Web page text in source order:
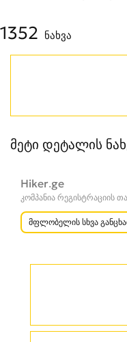
1352 ნახვა
მეტი დეტალის
Hiker.ge
კომპანია რეგისტრაციის
მფლობელის სხვა